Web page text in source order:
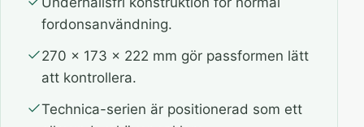
fordonsanvändning.
270 x 173 x 222 mm gör passformen lätt
att kontrollera.
Technica-serien är positionerad som ett